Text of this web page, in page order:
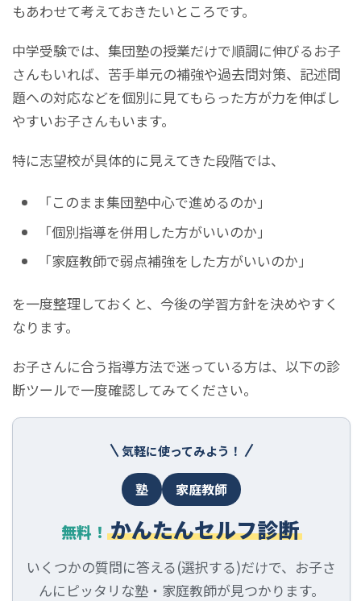
もあわせて考えておきたいところです。
中学受験では、集団塾の授業だけで順調に伸びるお子
さんもいれば、苦手単元の補強や過去問対策、記述問
題への対応などを個別に見てもらった方が力を伸ばし
やすいお子さんもいます。
特に志望校が具体的に見えてきた段階では、
「このまま集団塾中心で進めるのか」
「個別指導を併用した方がいいのか」
「家庭教師で弱点補強をした方がいいのか」
を一度整理しておくと、今後の学習方針を決めやすく
なります。
お子さんに合う指導方法で迷っている方は、以下の診
断ツールで一度確認してみてください。
気軽に使ってみよう！
塾 家庭教師
無料！ かんたんセルフ診断
いくつかの質問に答える(選択する)だけで、お子さ
んにピッタリな塾・家庭教師が見つかります。